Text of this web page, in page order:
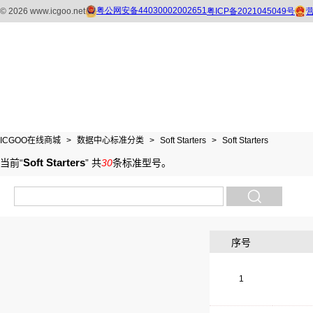
ICGOO在线商城 > 数据中心标准分类 > Soft Starters > Soft Starters
当前“Soft Starters” 共30条标准型号。
序号
1